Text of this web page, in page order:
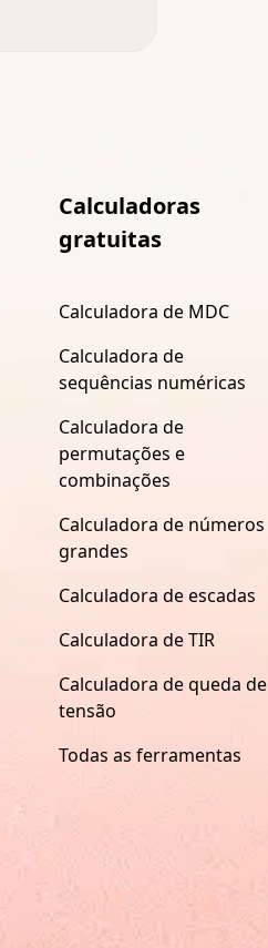
Calculadoras
gratuitas
Calculadora de MDC
Calculadora de
sequências numéricas
Calculadora de
permutações e
combinações
Calculadora de números
grandes
Calculadora de escadas
Calculadora de TIR
Calculadora de queda de
tensão
Todas as ferramentas